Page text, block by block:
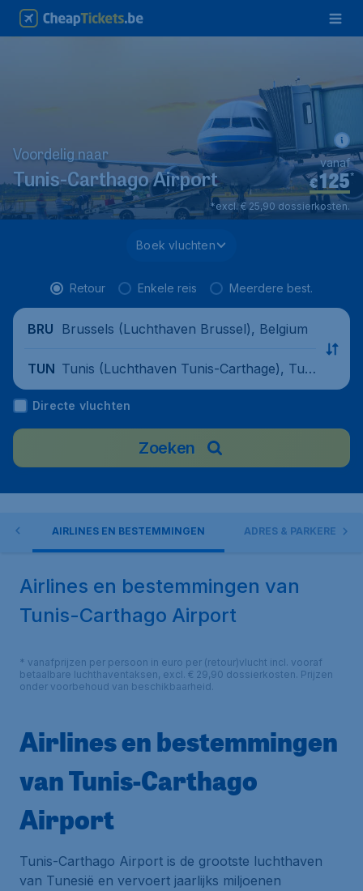
Voordelig naar
Tunis-Carthago Airport €125*
vanaf
*excl. € 25,90 dossierkosten.
Boek vluchten
Retour Enkele reis Meerdere best.
BRU Brussels (Luchthaven Brussel), Belgium
TUN Tunis (Luchthaven Tunis-Carthage), Tuni
sia
Directe vluchten
Zoeken
AIRLINES EN BESTEMMINGEN ADRES & PARKEREN
Airlines en bestemmingen van
Tunis-Carthago Airport
* vanafprijzen per persoon in euro per (retour)vlucht incl. vooraf
betaalbare luchthaventaksen, excl. € 29,90 dossierkosten. Prijzen
onder voorbehoud van beschikbaarheid.
Airlines en bestemmingen
van Tunis-Carthago
Airport
Tunis-Carthago Airport is de grootste luchthaven
van Tunesië en vervoert jaarlijks miljoenen